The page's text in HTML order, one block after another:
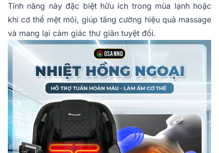
Tính năng này đặc biệt hữu ích trong mùa lạnh hoặc
khi cơ thể mệt mỏi, giúp tăng cường hiệu quả massage
và mang lại cảm giác thư giãn tuyệt đối.